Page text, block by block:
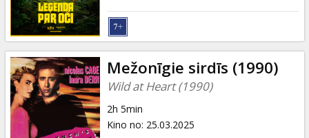
Mežonīgie sirdīs (1990)
Wild at Heart (1990)
2h 5min
Kino no: 25.03.2025